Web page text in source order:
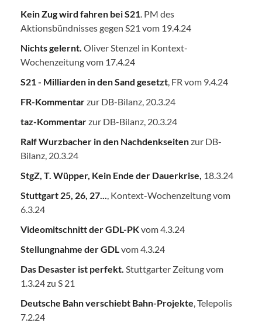
Kein Zug wird fahren bei S21 . PM des
Aktionsbündnisses gegen S21 vom 19.4.24
Nichts gelernt. Oliver Stenzel in Kontext-
Wochenzeitung vom 17.4.24
S21 - Milliarden in den Sand gesetzt , FR vom 9.4.24
FR-Kommentarzur DB-Bilanz, 20.3.24
taz-Kommentarzur DB-Bilanz, 20.3.24
Ralf Wurzbacher in den Nachdenkseitenzur DB-
Bilanz, 20.3.24
StgZ, T. Wüpper, Kein Ende der Dauerkrise, 18.3.24
Stuttgart 25, 26, 27...
, Kontext-Wochenzeitung vom
6.3.24
Videomitschnitt der GDL-PKvom 4.3.24
Stellungnahme der GDL vom 4.3.24
Das Desaster ist perfekt. Stuttgarter Zeitung vom
1.3.24 zu S 21
Deutsche Bahn verschiebt Bahn-Projekte , Telepolis
7.2.24